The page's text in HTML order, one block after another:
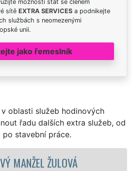
možnosti stát se členem
sítě EXTRA SERVICES a podnikejte
službách s neomezenými
unii.
jako řemeslník
oblasti služeb hodinových
řadu dalších extra služeb, od
po stavební práce.